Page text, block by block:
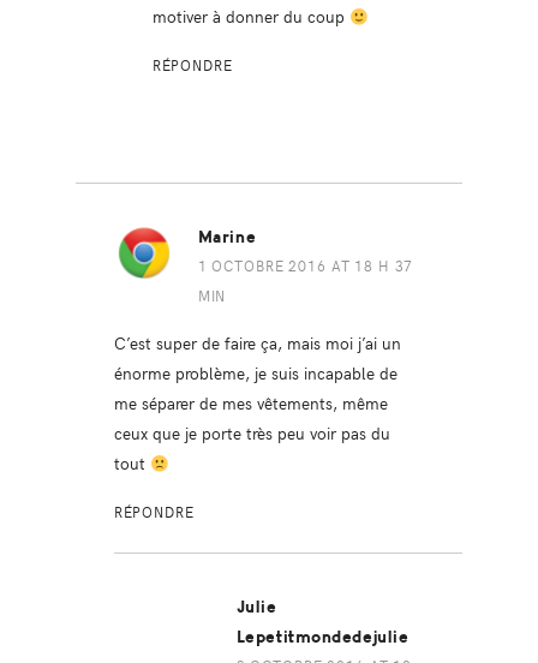
motiver à donner du coup
RÉPONDRE
Marine
1 OCTOBRE 2016 AT 18 H 37
MIN
C’est super de faire ça, mais moi j’ai un
énorme problème, je suis incapable de
me séparer de mes vêtements, même
ceux que je porte très peu voir pas du
tout
RÉPONDRE
Julie
Lepetitmondedejulie